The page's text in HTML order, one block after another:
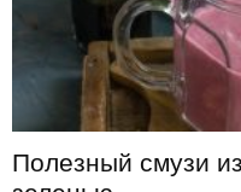
Полезный смузи